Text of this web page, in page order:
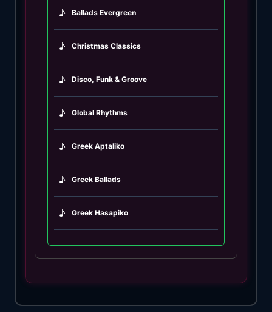
♪ Ballads Evergreen
♪ Christmas Classics
♪ Disco, Funk & Groove
♪ Global Rhythms
♪ Greek Aptaliko
♪ Greek Ballads
♪ Greek Hasapiko
♪ Greek Hasaposerviko
♪